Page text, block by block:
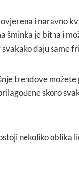
i naravno
šminka je bitna i
daju same
trendove
skoro
nekoliko oblika